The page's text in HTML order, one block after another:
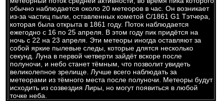
обычно наблюдается около 20 метеоров в час. Он возникает
из-за частиц пыли, оставленных кометой C/1861 G1 Тэтчера,
которая была открыта в 1861 году. Поток наблюдается
ежегодно с 16 по 25 апреля. В этом году пик придётся на
ночь с 22 на 23 апреля. Эти метеоры иногда оставляют за
собой яркие пылевые следы, которые длятся несколько
секунд. Луна в первой четверти зайдёт вскоре после
полуночи, и небо станет тёмным, что позволит увидеть
великолепное зрелище. Лучше всего наблюдать за
метеорами из тёмного места после полуночи. Метеоры будут
исходить из созвездия Лиры, но могут появиться в любой
точке неба.